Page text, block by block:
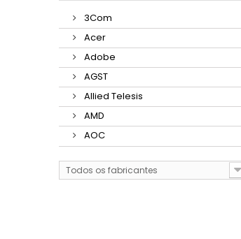
3Com
Acer
Adobe
AGST
Allied Telesis
AMD
AOC
Todos os fabricantes